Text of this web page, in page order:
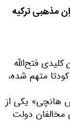
مذهبی ترکیه
فتح‌الله
متهم شده،
هانچی» یکی از
مخالفان دولت